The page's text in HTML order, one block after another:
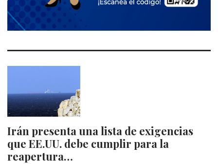
Irán presenta una lista de exigencias
que EE.UU. debe cumplir para la
reapertura…